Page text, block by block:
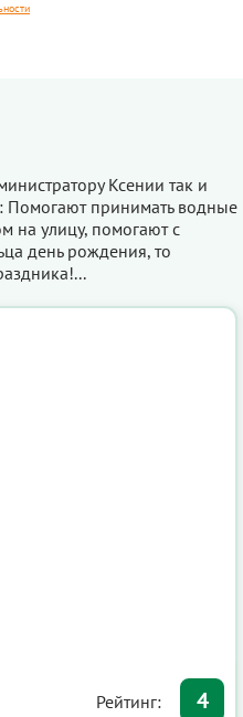
Ксении так и
Помогают принимать водные
на улицу, помогают с
день рождения, то
Рейтинг: 4